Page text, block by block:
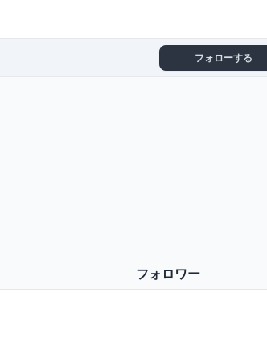
フォローする
フォロワー